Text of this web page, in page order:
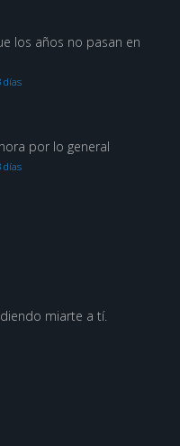
los años no pasan en
días
por lo general
días
miarte a tí.